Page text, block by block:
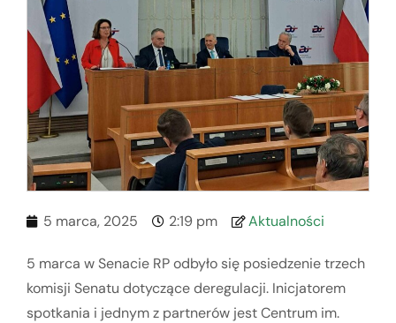
5 marca, 2025 2:19 pm Aktualności
5 marca w Senacie RP odbyło się posiedzenie trzech
komisji Senatu dotyczące deregulacji. Inicjatorem
spotkania i jednym z partnerów jest Centrum im.